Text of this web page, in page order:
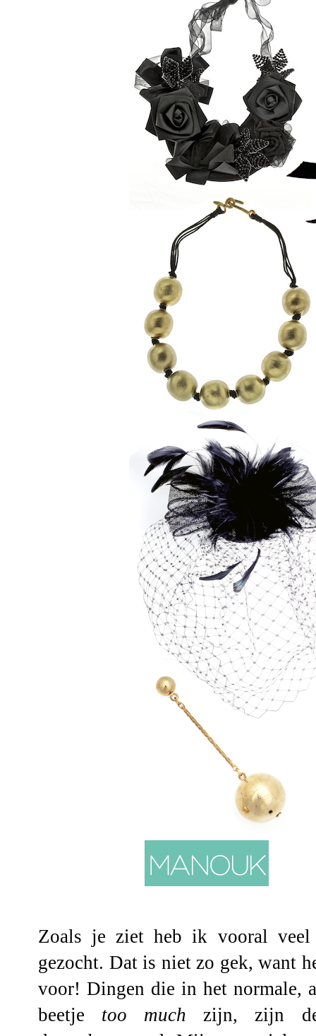
Zoals je ziet heb ik vooral veel
gezocht. Dat is niet zo gek, want
voor! Dingen die in het normale,
beetje too much zijn, zijn